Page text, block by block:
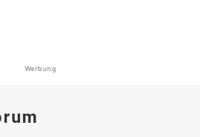
Werbung